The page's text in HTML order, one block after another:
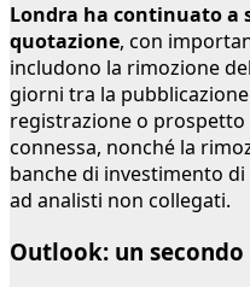
Londra ha continuato a
quotazione, con
includono la rimozione
giorni tra la
registrazione o
connessa, nonché la
banche di investimento
ad analisti non collegati.
Outlook: un